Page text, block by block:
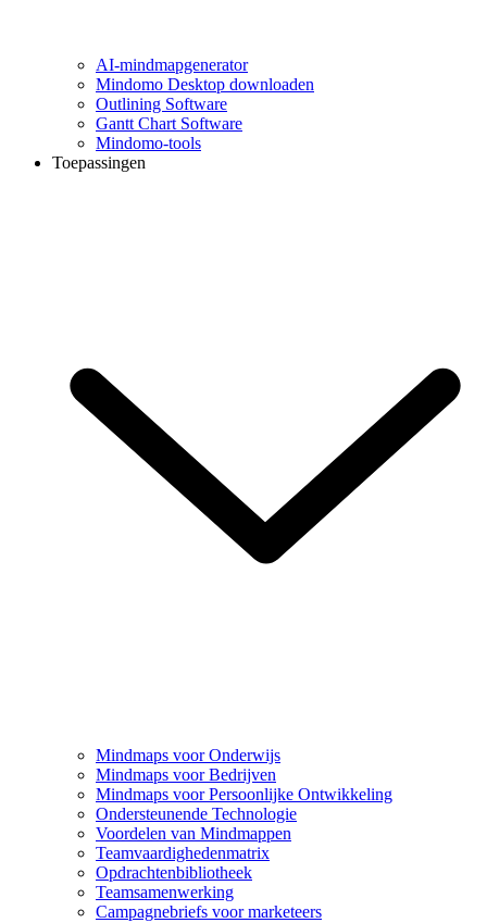
AI-mindmapgenerator
Mindomo Desktop downloaden
Outlining Software
Gantt Chart Software
Mindomo-tools
Toepassingen
Mindmaps voor Onderwijs
Mindmaps voor Bedrijven
Mindmaps voor Persoonlijke Ontwikkeling
Ondersteunende Technologie
Voordelen van Mindmappen
Teamvaardighedenmatrix
Opdrachtenbibliotheek
Teamsamenwerking
Campagnebriefs voor marketeers